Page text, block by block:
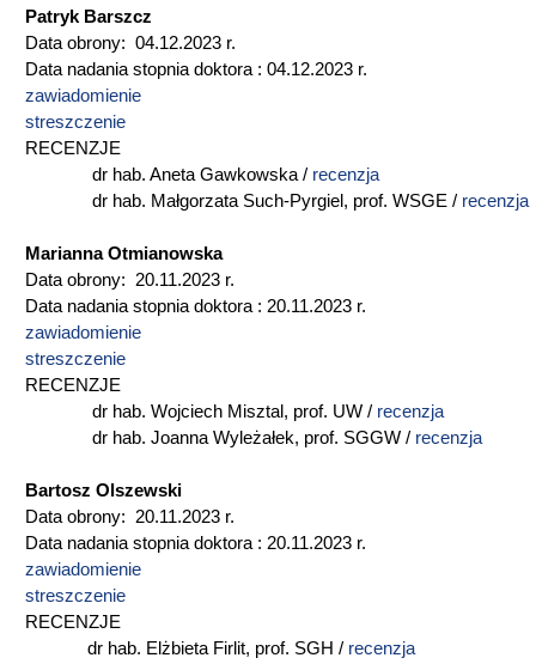
Patryk Barszcz
Data obrony: 04.12.2023 r.
Data nadania stopnia doktora : 04.12.2023 r.
zawiadomienie
streszczenie
RECENZJE
dr hab. Aneta Gawkowska / recenzja
dr hab. Małgorzata Such-Pyrgiel, prof. WSGE / recenzja
Marianna Otmianowska
Data obrony: 20.11.2023 r.
Data nadania stopnia doktora : 20.11.2023 r.
zawiadomienie
streszczenie
RECENZJE
dr hab. Wojciech Misztal, prof. UW / recenzja
dr hab. Joanna Wyleżałek, prof. SGGW / recenzja
Bartosz Olszewski
Data obrony: 20.11.2023 r.
Data nadania stopnia doktora : 20.11.2023 r.
zawiadomienie
streszczenie
RECENZJE
dr hab. Elżbieta Firlit, prof. SGH / recenzja